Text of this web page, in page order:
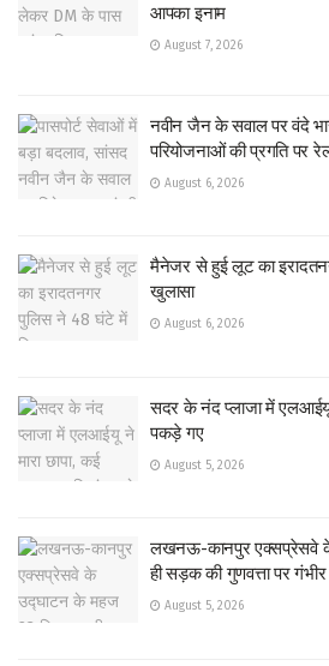
आपका इनाम
August 7, 2026
नवीन जैन के सवाल पर वंदे
परियोजनाओं की प्रगति पर
August 6, 2026
मैनेजर से हुई लूट का
खुलासा
August 6, 2026
सदर के नंद प्लाजा में एलआईयू
पकड़े गए
August 5, 2026
लखनऊ-कानपुर एक्सप्रेसवे
ही सड़क की गुणवत्ता पर
August 5, 2026